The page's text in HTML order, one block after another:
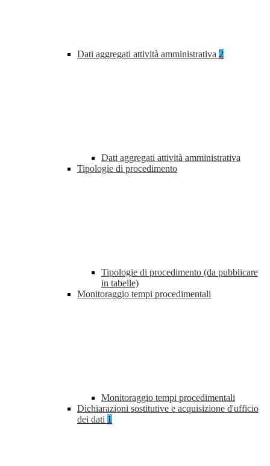
Dati aggregati attività amministrativa 2
Dati aggregati attività amministrativa
Tipologie di procedimento
Tipologie di procedimento (da pubblicare
in tabelle)
Monitoraggio tempi procedimentali
Monitoraggio tempi procedimentali
Dichiarazioni sostitutive e acquisizione d'ufficio
dei dati 1